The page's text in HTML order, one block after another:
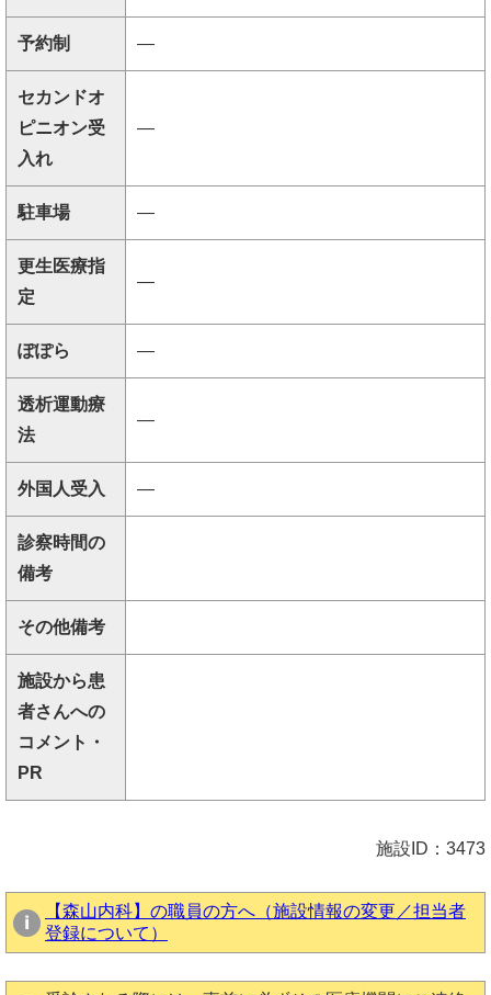
予約制 ―
セカンドオ
ピニオン受
入れ
―
駐車場 ―
更生医療指
定
―
ぽぽら ―
透析運動療
法
―
外国人受入 ―
診察時間の
備考
その他備考
施設から患
者さんへの
コメント・
PR
施設ID：3473
【森山内科】の職員の方へ（施設情報の変更／担当者
登録について）